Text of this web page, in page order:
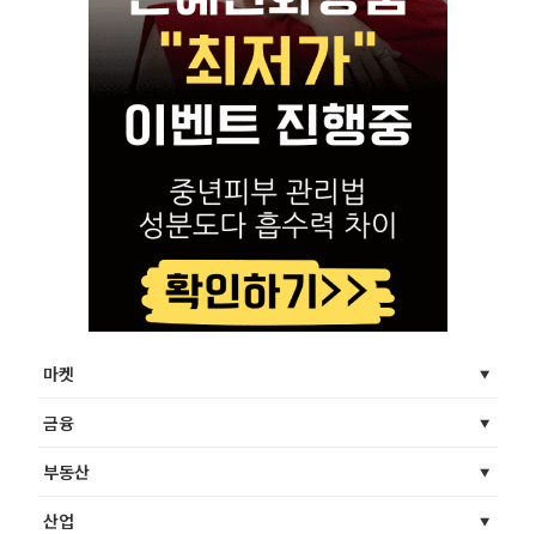
마켓
금융
부동산
산업